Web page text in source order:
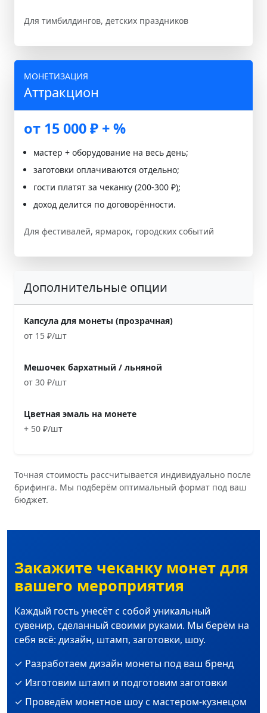
Для тимбилдингов, детских праздников
МОНЕТИЗАЦИЯ
Аттракцион
от 15 000 ₽ + %
мастер + оборудование на весь день;
заготовки оплачиваются отдельно;
гости платят за чеканку (200-300 ₽);
доход делится по договорённости.
Для фестивалей, ярмарок, городских событий
Дополнительные опции
Капсула для монеты (прозрачная)
от 15 ₽/шт
Мешочек бархатный / льняной
от 30 ₽/шт
Цветная эмаль на монете
+ 50 ₽/шт
Точная стоимость рассчитывается индивидуально после
брифинга. Мы подберём оптимальный формат под ваш
бюджет.
Закажите чеканку монет для
вашего мероприятия
Каждый гость унесёт с собой уникальный
сувенир, сделанный своими руками. Мы берём на
себя всё: дизайн, штамп, заготовки, шоу.
✓ Разработаем дизайн монеты под ваш бренд
✓ Изготовим штамп и подготовим заготовки
✓ Проведём монетное шоу с мастером-кузнецом